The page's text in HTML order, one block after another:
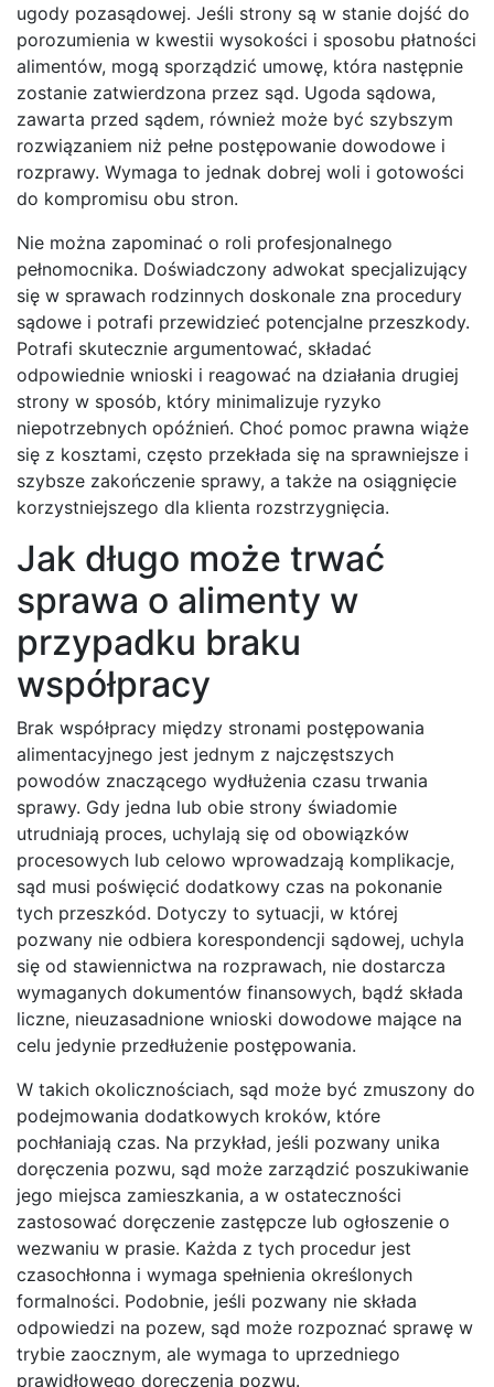
ugody pozasądowej. Jeśli strony są w stanie dojść do
porozumienia w kwestii wysokości i sposobu płatności
alimentów, mogą sporządzić umowę, która następnie
zostanie zatwierdzona przez sąd. Ugoda sądowa,
zawarta przed sądem, również może być szybszym
rozwiązaniem niż pełne postępowanie dowodowe i
rozprawy. Wymaga to jednak dobrej woli i gotowości
do kompromisu obu stron.
Nie można zapominać o roli profesjonalnego
pełnomocnika. Doświadczony adwokat specjalizujący
się w sprawach rodzinnych doskonale zna procedury
sądowe i potrafi przewidzieć potencjalne przeszkody.
Potrafi skutecznie argumentować, składać
odpowiednie wnioski i reagować na działania drugiej
strony w sposób, który minimalizuje ryzyko
niepotrzebnych opóźnień. Choć pomoc prawna wiąże
się z kosztami, często przekłada się na sprawniejsze i
szybsze zakończenie sprawy, a także na osiągnięcie
korzystniejszego dla klienta rozstrzygnięcia.
Jak długo może trwać
sprawa o alimenty w
przypadku braku
współpracy
Brak współpracy między stronami postępowania
alimentacyjnego jest jednym z najczęstszych
powodów znaczącego wydłużenia czasu trwania
sprawy. Gdy jedna lub obie strony świadomie
utrudniają proces, uchylają się od obowiązków
procesowych lub celowo wprowadzają komplikacje,
sąd musi poświęcić dodatkowy czas na pokonanie
tych przeszkód. Dotyczy to sytuacji, w której
pozwany nie odbiera korespondencji sądowej, uchyla
się od stawiennictwa na rozprawach, nie dostarcza
wymaganych dokumentów finansowych, bądź składa
liczne, nieuzasadnione wnioski dowodowe mające na
celu jedynie przedłużenie postępowania.
W takich okolicznościach, sąd może być zmuszony do
podejmowania dodatkowych kroków, które
pochłaniają czas. Na przykład, jeśli pozwany unika
doręczenia pozwu, sąd może zarządzić poszukiwanie
jego miejsca zamieszkania, a w ostateczności
zastosować doręczenie zastępcze lub ogłoszenie o
wezwaniu w prasie. Każda z tych procedur jest
czasochłonna i wymaga spełnienia określonych
formalności. Podobnie, jeśli pozwany nie składa
odpowiedzi na pozew, sąd może rozpoznać sprawę w
trybie zaocznym, ale wymaga to uprzedniego
prawidłowego doręczenia pozwu.